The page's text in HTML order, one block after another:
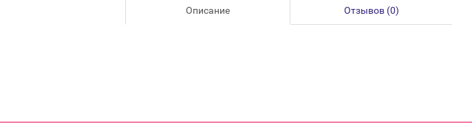
Описание Отзывов (0)